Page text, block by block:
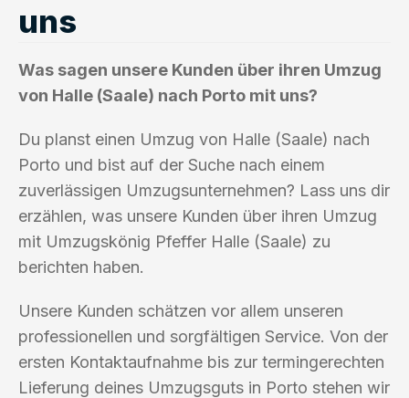
uns
Was sagen unsere Kunden über ihren Umzug
von Halle (Saale) nach Porto mit uns?
Du planst einen Umzug von Halle (Saale) nach
Porto und bist auf der Suche nach einem
zuverlässigen Umzugsunternehmen? Lass uns dir
erzählen, was unsere Kunden über ihren Umzug
mit Umzugskönig Pfeffer Halle (Saale) zu
berichten haben.
Unsere Kunden schätzen vor allem unseren
professionellen und sorgfältigen Service. Von der
ersten Kontaktaufnahme bis zur termingerechten
Lieferung deines Umzugsguts in Porto stehen wir